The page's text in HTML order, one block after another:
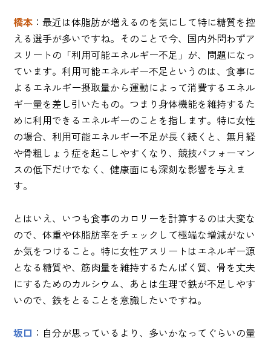
橋本 ：最近は体脂肪が増えるのを気にして特に糖質を控
える選手が多いですね。そのことで今、国内外問わずア
スリートの「利用可能エネルギー不足」が、問題になっ
ています。利用可能エネルギー不足というのは、食事に
よるエネルギー摂取量から運動によって消費するエネル
ギー量を差し引いたもの。つまり身体機能を維持するた
めに利用できるエネルギーのことを指します。特に女性
の場合、利用可能エネルギー不足が長く続くと、無月経
や骨粗しょう症を起こしやすくなり、競技パフォーマン
スの低下だけでなく、健康面にも深刻な影響を与えま
す。
とはいえ、いつも食事のカロリーを計算するのは大変な
ので、体重や体脂肪率をチェックして極端な増減がない
か気をつけること。特に女性アスリートはエネルギー源
となる糖質や、筋肉量を維持するたんぱく質、骨を丈夫
にするためのカルシウム、あとは生理で鉄が不足しやす
いので、鉄をとることを意識したいですね。
坂口 ：自分が思っているより、多いかなってぐらいの量